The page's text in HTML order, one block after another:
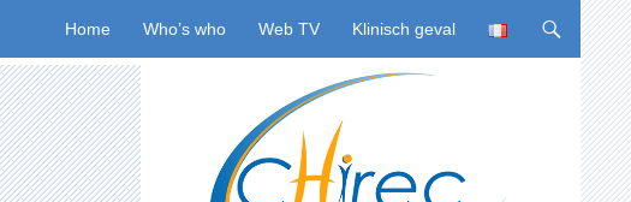
Home
Who’s who Web TV Klinisch geval